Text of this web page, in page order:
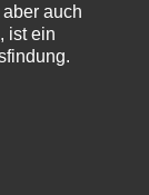
Kabarett ist
gab es in den
auch
ist ein